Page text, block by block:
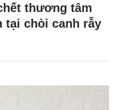
thương tâm
tại chòi canh rẫy